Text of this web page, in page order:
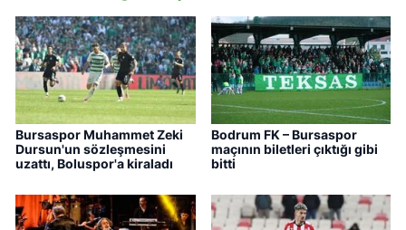
Bursaspor Muhammet Zeki
Dursun'un sözleşmesini
uzattı, Boluspor'a kiraladı
Bodrum FK – Bursaspor
maçının biletleri çıktığı gibi
bitti